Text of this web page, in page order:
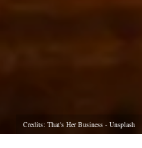
Credits: That's Her Business - Unsplash